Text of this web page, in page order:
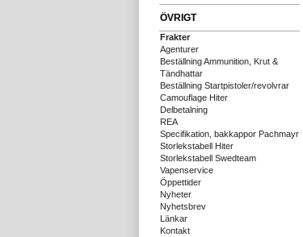
ÖVRIGT
Frakter
Agenturer
Beställning Ammunition, Krut &
Tändhattar
Beställning Startpistoler/revolvrar
Camouflage Hiter
Delbetalning
REA
Specifikation, bakkappor Pachmayr
Storlekstabell Hiter
Storlekstabell Swedteam
Vapenservice
Öppettider
Nyheter
Nyhetsbrev
Länkar
Kontakt